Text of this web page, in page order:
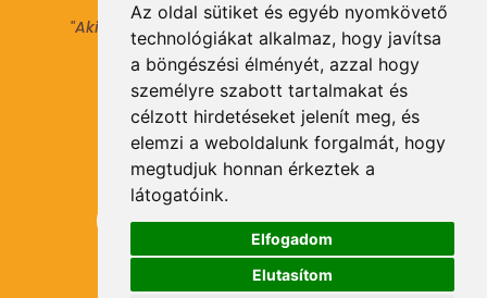
Az oldal sütiket és egyéb nyomkövető
technológiákat alkalmaz, hogy javítsa
a böngészési élményét, azzal hogy
személyre szabott tartalmakat és
célzott hirdetéseket jelenít meg, és
elemzi a weboldalunk forgalmát, hogy
megtudjuk honnan érkeztek a
látogatóink.
Elfogadom
Elutasítom
"Aki másokat nem tesz gazdaggá, maga sem
válhat azzá."
© 2021 Minden jog fenntartva.
Hírlevél Feliratkozás
Feliratkozás